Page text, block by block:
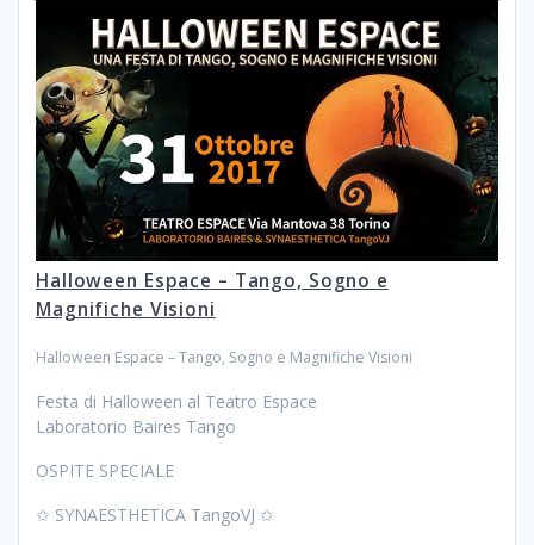
Halloween Espace – Tango, Sogno e
Magnifiche Visioni
Halloween Espace – Tango, Sogno e Magnifiche Visioni
Festa di Halloween al Teatro Espace
Laboratorio Baires Tango
OSPITE SPECIALE
✩ SYNAESTHETICA TangoVJ ✩